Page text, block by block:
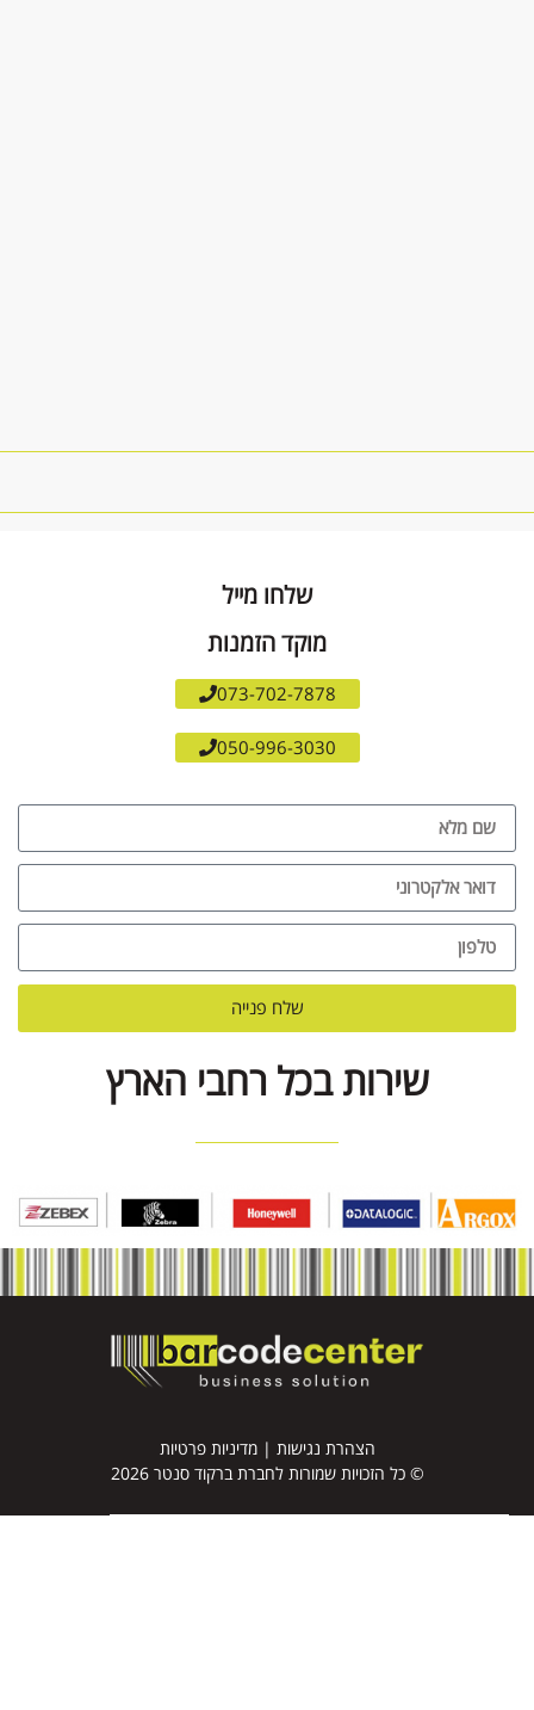
שלחו מייל
מוקד הזמנות
073-702-7878
050-996-3030
שלח פנייה
שירות בכל רחבי הארץ
הצהרת נגישות |מדיניות פרטיות
© כל הזכויות שמורות לחברת ברקוד סנטר 2026